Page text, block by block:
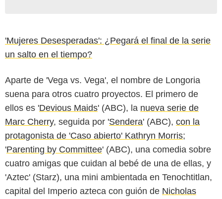
'Mujeres Desesperadas': ¿Pegará el final de la serie
un salto en el tiempo?
Aparte de 'Vega vs. Vega', el nombre de Longoria
suena para otros cuatro proyectos. El primero de
ellos es 'Devious Maids' (ABC), la nueva serie de
Marc Cherry, seguida por 'Sendera' (ABC), con la
protagonista de 'Caso abierto' Kathryn Morris;
'Parenting by Committee' (ABC), una comedia sobre
cuatro amigas que cuidan al bebé de una de ellas, y
'Aztec' (Starz), una mini ambientada en Tenochtitlan,
capital del Imperio azteca con guión de Nicholas